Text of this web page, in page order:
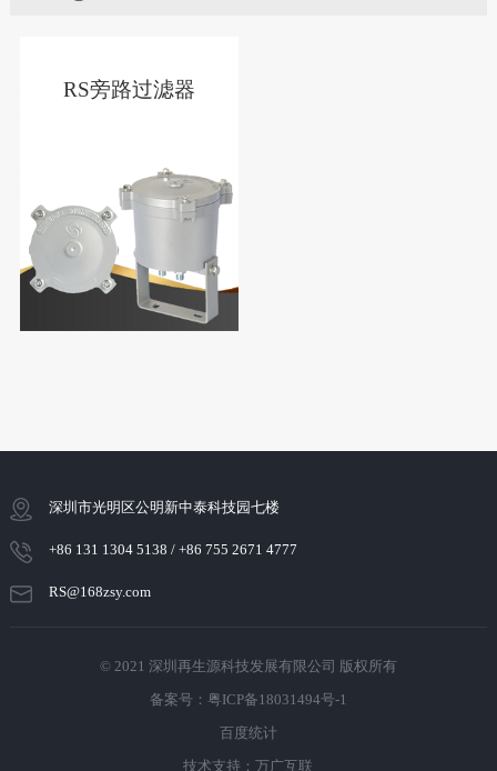
RS旁路过滤器
深圳市光明区公明新中泰科技园七楼
+86 131 1304 5138 / +86 755 2671 4777
RS@168zsy.com
© 2021 深圳再生源科技发展有限公司 版权所有
备案号：粤ICP备18031494号-1
百度统计
技术支持：万广互联